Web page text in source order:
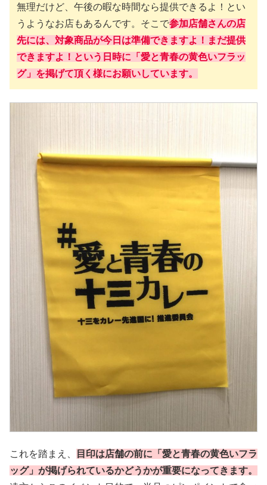
無理だけど、午後の暇な時間なら提供できるよ！とい
うようなお店もあるんです。そこで参加店舗さんの店
先には、対象商品が今日は準備できますよ！まだ提供
できますよ！という日時に「愛と青春の黄色いフラッ
グ」を掲げて頂く様にお願いしています。
これを踏まえ、
目印は店舗の前に「愛と青春の黄色いフラ
ッグ」が掲げられているかどうかが重要になってきます。